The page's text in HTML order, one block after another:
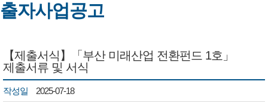
출자사업공고
【제출서식】「부산 미래산업 전환펀드 1호」
제출서류 및 서식
작성일 2025-07-18